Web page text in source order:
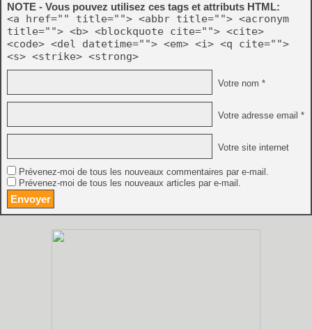
NOTE - Vous pouvez utilisez ces tags et attributs HTML:
<a href="" title=""> <abbr title=""> <acronym
title=""> <b> <blockquote cite=""> <cite>
<code> <del datetime=""> <em> <i> <q cite="">
<s> <strike> <strong>
Votre nom *
Votre adresse email *
Votre site internet
Prévenez-moi de tous les nouveaux commentaires par e-mail.
Prévenez-moi de tous les nouveaux articles par e-mail.